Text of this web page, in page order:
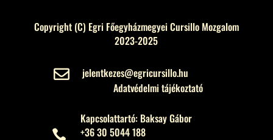
Copyright (C) Egri Főegyházmegyei Cursillo Mozgalom
2023-2025

jelentkezes@egricursillo.hu
Adatvédelmi tájékoztató
Kapcsolattartó: Baksay Gábor
 +36 30 5044 188